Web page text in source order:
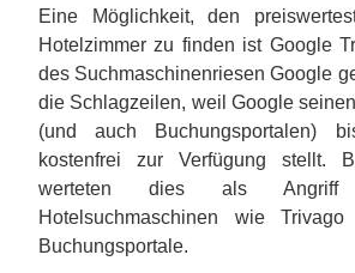
Eine Möglichkeit, den
Hotelzimmer zu finden ist Google
des Suchmaschinenriesen Google
die Schlagzeilen, weil Google
(und auch Buchungsportalen)
kostenfrei zur Verfügung stellt.
werteten dies als
Hotelsuchmaschinen wie
Buchungsportale.